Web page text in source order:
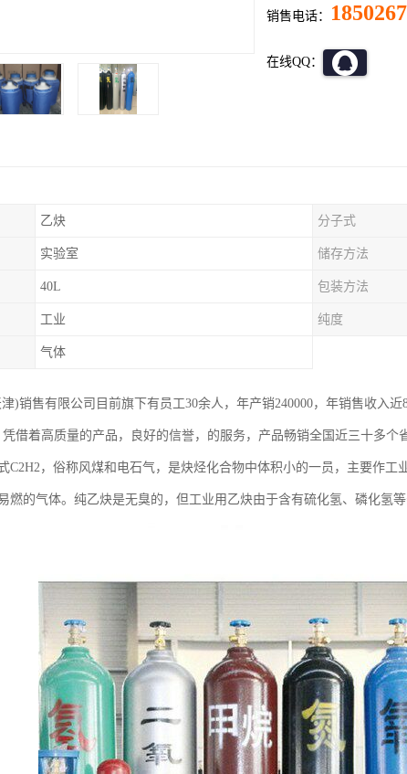
销售电话：
在线QQ：
乙炔 分子式
实验室 储存方法
40L 包装方法
工业 纯度
气体
)销售有限公司目前旗下有员工30余人，年产销240000，年销售收入
凭借着高质量的产品，良好的信誉，的服务，产品畅销全国近三十多个
C2H2，俗称风煤和电石气，是炔烃化合物中体积小的一员，主要作
燃的气体。纯乙炔是无臭的，但工业用乙炔由于含有硫化氢、磷化氢等